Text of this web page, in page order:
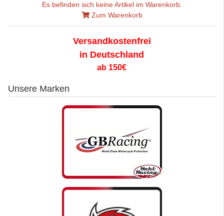
Es befinden sich keine Artikel im Warenkorb.
Zum Warenkorb
Versandkostenfrei
in Deutschland
ab 150€
Unsere Marken